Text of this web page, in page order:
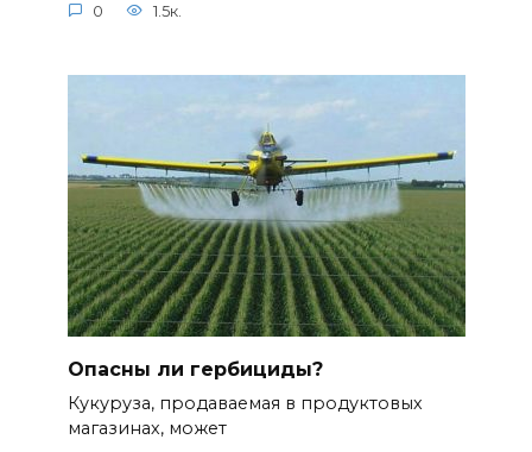
0 1.5к.
Опасны ли гербициды?
Кукуруза, продаваемая в продуктовых
магазинах, может